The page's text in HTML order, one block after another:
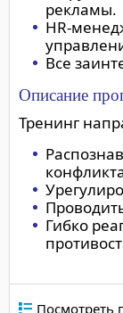
рекламы.
HR-
Все
Описание
Тренинг
Гибко
Посмотреть